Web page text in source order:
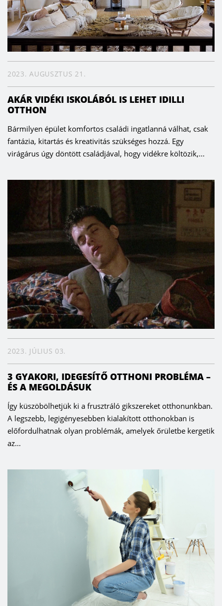
2023. AUGUSZTUS 21.
AKÁR VIDÉKI ISKOLÁBÓL IS LEHET IDILLI
OTTHON
Bármilyen épület komfortos családi ingatlanná válhat, csak
fantázia, kitartás és kreativitás szükséges hozzá. Egy
virágárus úgy döntött családjával, hogy vidékre költözik,...
2023. JÚLIUS 03.
3 GYAKORI, IDEGESÍTŐ OTTHONI PROBLÉMA –
ÉS A MEGOLDÁSUK
Így küszöbölhetjük ki a frusztráló gikszereket otthonunkban.
A legszebb, legigényesebben kialakított otthonokban is
előfordulhatnak olyan problémák, amelyek őrületbe kergetik
az...